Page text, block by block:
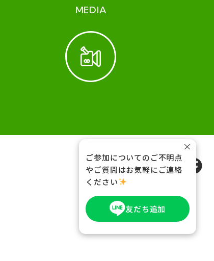
MEDIA
FOLLOW US
ご参加についてのご不明点
やご質問はお気軽にご連絡
ください
友だち追加
×